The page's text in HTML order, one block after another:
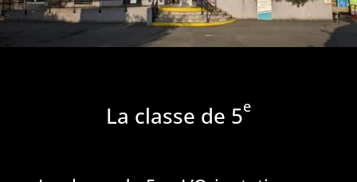
La classe de 5e